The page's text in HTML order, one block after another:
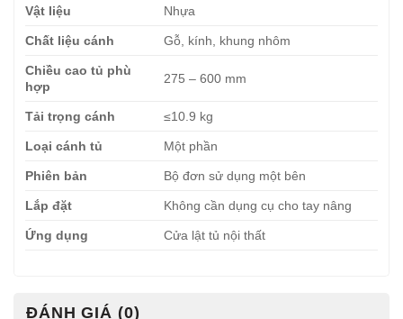
Vật liệu Nhựa
Chất liệu cánh Gỗ, kính, khung nhôm
Chiều cao tủ phù
hợp
275 – 600 mm
Tải trọng cánh ≤10.9 kg
Loại cánh tủ Một phần
Phiên bản Bộ đơn sử dụng một bên
Lắp đặt Không cần dụng cụ cho tay nâng
Ứng dụng Cửa lật tủ nội thất
ĐÁNH GIÁ (0)